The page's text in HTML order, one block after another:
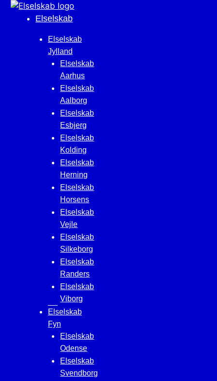
Hop
Elselskab
Elselskab
Jylland
Elselskab
Aarhus
Elselskab
Aalborg
Elselskab
Esbjerg
Elselskab
Kolding
Elselskab
Herning
Elselskab
Horsens
Elselskab
Vejle
Elselskab
Silkeborg
Elselskab
Randers
Elselskab
Viborg
Elselskab
Fyn
Elselskab
Odense
Elselskab
Svendborg